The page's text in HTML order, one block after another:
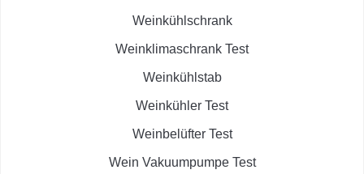
Weinkühlschrank
Weinklimaschrank Test
Weinkühlstab
Weinkühler Test
Weinbelüfter Test
Wein Vakuumpumpe Test